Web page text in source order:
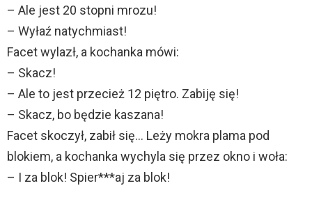
– Ale jest 20 stopni mrozu!
– Wyłaź natychmiast!
Facet wylazł, a kochanka mówi:
– Skacz!
– Ale to jest przecież 12 piętro. Zabiję się!
– Skacz, bo będzie kaszana!
Facet skoczył, zabił się… Leży mokra plama pod
blokiem, a kochanka wychyla się przez okno i woła:
– I za blok! Spier***aj za blok!